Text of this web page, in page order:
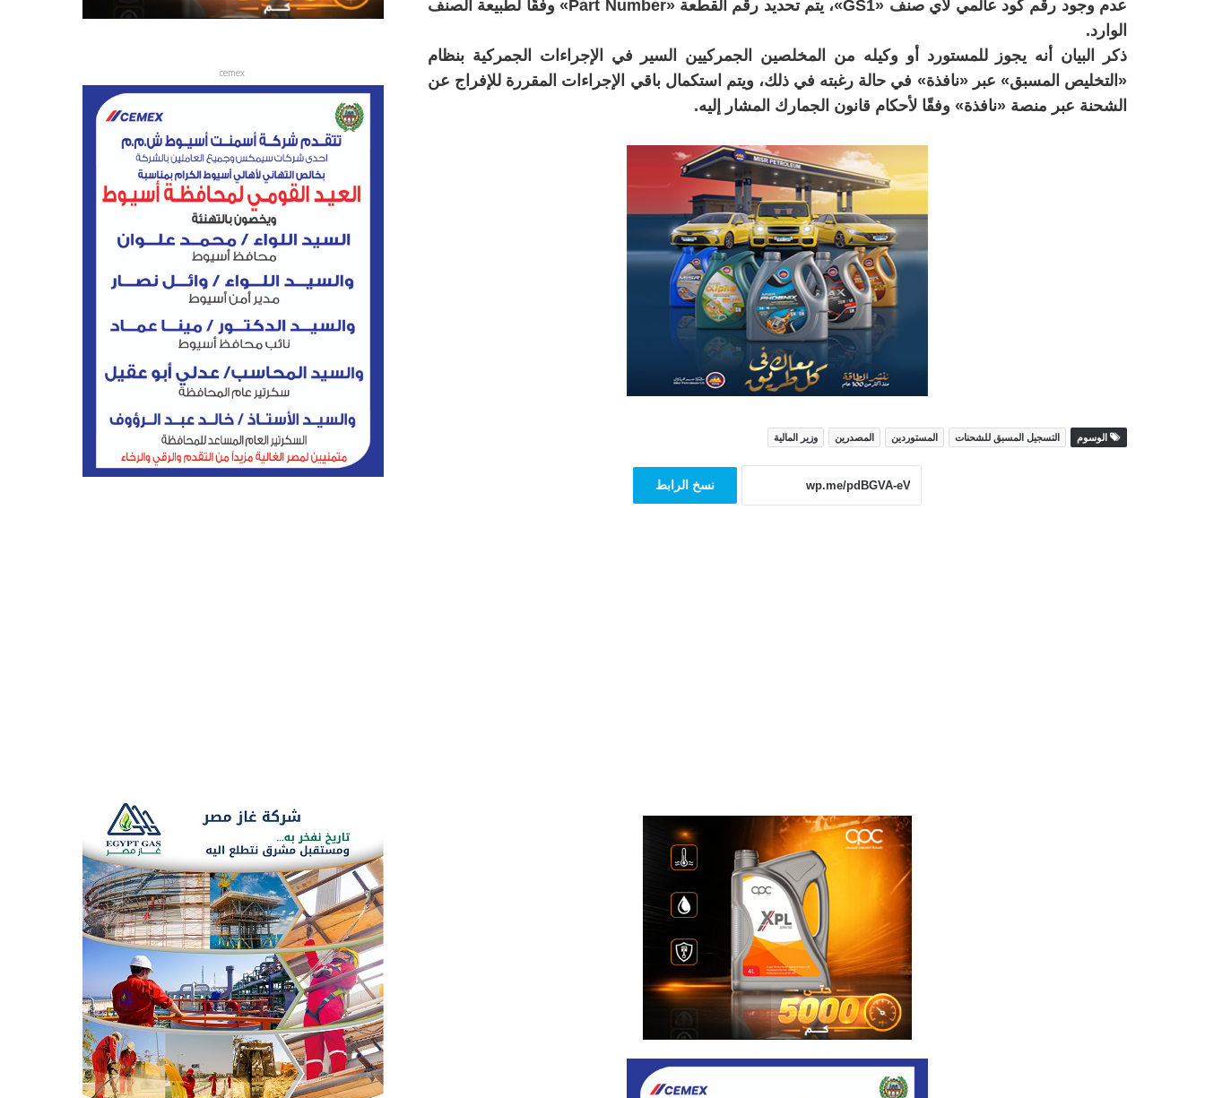
عدم وجود رقم كود عالمي لأي صنف «GS1»، يتم تحديد رقم القطعة «Part Number» وفقًا لطبيعة الصنف
الوارد.
ذكر البيان أنه يجوز للمستورد أو وكيله من المخلصين الجمركيين السير في الإجراءات الجمركية بنظام
«التخليص المسبق» عبر «نافذة» في حالة رغبته في ذلك، ويتم استكمال باقي الإجراءات المقررة للإفراج عن
الشحنة عبر منصة «نافذة» وفقًا لأحكام قانون الجمارك المشار إليه.
الوسوم التسجيل المسبق للشحنات المستوردين المصدرين وزير المالية
نسخ الرابط
cemex